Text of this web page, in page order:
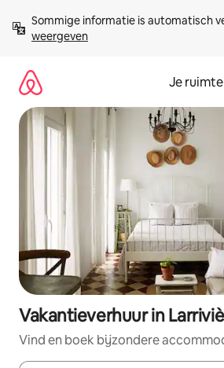
direct
naar
Sommige informatie is automatisch
weergeven
Je
Vakantieverhuur in
Vind en boek bijzondere